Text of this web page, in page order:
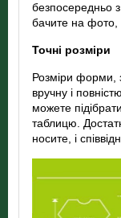
безпосередньо
бачите на фото,
Точні розміри
Розміри форми,
вручну і
можете
таблицю.
носите, і